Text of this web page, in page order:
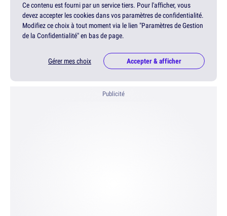
Ce contenu est fourni par un service tiers. Pour l'afficher, vous
devez accepter les cookies dans vos paramètres de confidentialité.
Modifiez ce choix à tout moment via le lien "Paramètres de Gestion
de la Confidentialité" en bas de page.
Gérer mes choix Accepter & afficher
Publicité